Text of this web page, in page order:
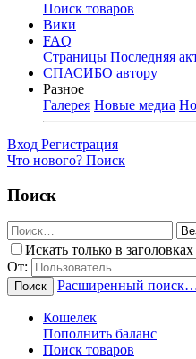
Поиск товаров
Вики
FAQ
Страницы Последняя
СПАСИБО автору
Разное
Галерея Новые медиа
Вход Регистрация
Что нового? Поиск
Поиск
Искать только в заголовках
От:
Поиск Расширенный
Кошелек
Пополнить баланс
Поиск товаров